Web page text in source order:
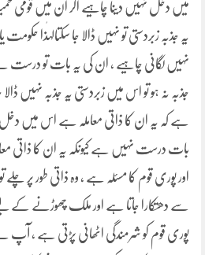
میں دخل نہیں دینا چاہیے اگر ان میں قومی
یہ جذبہ زبردستی تو نہیں ڈالا جا سکتالہٰذا
نہیں لگانی چاہیے ، ان کی یہ بات تو درست
جذبہ نہ ہو تو اس میں زبردستی یہ جذبہ نہیں
ہے کہ یہ ان کا ذاتی معاملہ ہے اس میں دخل
بات درست نہیں ہے کیونکہ یہ ان کا ذاتی
اور پوری قوم کا مسئلہ ہے ، وہ ذاتی طور پر
سے دھتکارا جاتا ہے اور ملک چھوڑنے کے
پوری قوم کو شرمندگی اٹھانی پڑتی ہے ، آپ نے